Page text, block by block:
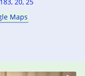
Maps